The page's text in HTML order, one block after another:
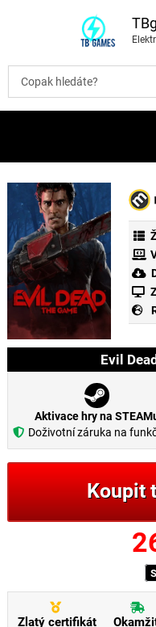
t
b
Evil
Aktivace hry na
Doživotní záruka na
Koupit
Zlatý certifikát